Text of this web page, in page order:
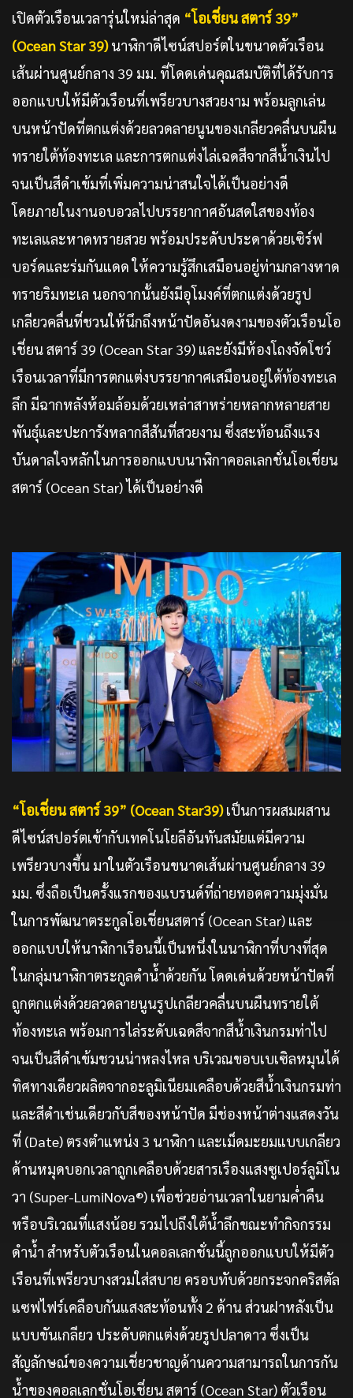
เปิดตัวเรือนเวลารุ่นใหม่ล่าสุด “โอเชี่ยน สตาร์ 39”
(Ocean Star 39)นาฬิกาดีไซน์สปอร์ตในขนาดตัวเรือน
เส้นผ่านศูนย์กลาง 39 มม. ที่โดดเด่นคุณสมบัติที่ได้รับการ
ออกแบบให้มีตัวเรือนที่เพรียวบางสวยงาม พร้อมลูกเล่น
บนหน้าปัดที่ตกแต่งด้วยลวดลายนูนของเกลียวคลื่นบนผืน
ทรายใต้ท้องทะเล และการตกแต่งไล่เฉดสีจากสีน้ำเงินไป
จนเป็นสีดำเข้มที่เพิ่มความน่าสนใจได้เป็นอย่างดี
โดยภายในงานอบอวลไปบรรยากาศอันสดใสของท้อง
ทะเลและหาดทรายสวย พร้อมประดับประดาด้วยเซิร์ฟ
บอร์ดและร่มกันแดด ให้ความรู้สึกเสมือนอยู่ท่ามกลางหาด
ทรายริมทะเล นอกจากนั้นยังมีอุโมงค์ที่ตกแต่งด้วยรูป
เกลียวคลื่นที่ชวนให้นึกถึงหน้าปัดอันงดงามของตัวเรือนโอ
เชี่ยน สตาร์ 39 (Ocean Star 39) และยังมีห้องโถงจัดโชว์
เรือนเวลาที่มีการตกแต่งบรรยากาศเสมือนอยู่ใต้ท้องทะเล
ลึก มีฉากหลังห้อมล้อมด้วยเหล่าสาหร่ายหลากหลายสาย
พันธ์ุและปะการังหลากสีสันที่สวยงาม ซึ่งสะท้อนถึงแรง
บันดาลใจหลักในการออกแบบนาฬิกาคอลเลกชั่นโอเชี่ยน
สตาร์ (Ocean Star) ได้เป็นอย่างดี
“โอเชี่ยน สตาร์ 39” (Ocean Star39)เป็นการผสมผสาน
ดีไซน์สปอร์ตเข้ากับเทคโนโยลีอันทันสมัยแต่มีความ
เพรียวบางขึ้น มาในตัวเรือนขนาดเส้นผ่านศูนย์กลาง 39
มม. ซึ่งถือเป็นครั้งแรกของแบรนด์ที่ถ่ายทอดความมุ่งมั่น
ในการพัฒนาตระกูลโอเชี่ยนสตาร์ (Ocean Star) และ
ออกแบบให้นาฬิกาเรือนนี้เป็นหนึ่งในนาฬิกาที่บางที่สุด
ในกลุ่มนาฬิกาตระกูลดำน้ำด้วยกัน โดดเด่นด้วยหน้าปัดที่
ถูกตกแต่งด้วยลวดลายนูนรูปเกลียวคลื่นบนผืนทรายใต้
ท้องทะเล พร้อมการไล่ระดับเฉดสีจากสีน้ำเงินกรมท่าไป
จนเป็นสีดำเข้มชวนน่าหลงไหล บริเวณขอบเบเซิลหมุนได้
ทิศทางเดียวผลิตจากอะลูมิเนียมเคลือบด้วยสีน้ำเงินกรมท่า
และสีดำเช่นเดียวกับสีของหน้าปัด มีช่องหน้าต่างแสดงวัน
ที่ (Date) ตรงตำแหน่ง 3 นาฬิกา และเม็ดมะยมแบบเกลียว
ด้านหมุดบอกเวลาถูกเคลือบด้วยสารเรืองแสงซูเปอร์ลูมิโน
วา (Super-LumiNova®) เพื่อช่วยอ่านเวลาในยามค่ำคืน
หรือบริเวณที่แสงน้อย รวมไปถึงใต้น้ำลึกขณะทำกิจกรรม
ดำน้ำ สำหรับตัวเรือนในคอลเลกชั่นนี้ถูกออกแบบให้มีตัว
เรือนที่เพรียวบางสวมใส่สบาย ครอบทับด้วยกระจกคริสตัล
แซฟไฟร์เคลือบกันแสงสะท้อนทั้ง 2 ด้าน ส่วนฝาหลังเป็น
แบบขันเกลียว ประดับตกแต่งด้วยรูปปลาดาว ซึ่งเป็น
สัญลักษณ์ของความเชี่ยวชาญด้านความสามารถในการกัน
น้ำของคอลเลกชั่นโอเชี่ยน สตาร์ (Ocean Star) ตัวเรือน